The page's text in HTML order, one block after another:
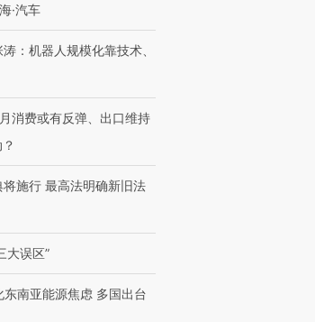
·汽车
：机器人规模化靠技术、
消费或有反弹、出口维持
施行 最高法明确新旧法
大误区”
东南亚能源焦虑 多国出台